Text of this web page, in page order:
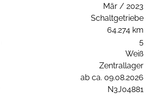
Mär / 2023
Schaltgetriebe
64.274 km
5
Weiß
Zentrallager
ab ca. 09.08.2026
N3J04881